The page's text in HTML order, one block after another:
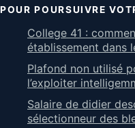
POUR POURSUIVRE
College 41 :
établissement dans
Plafond non utilisé
l’exploiter
Salaire de didier
sélectionneur des